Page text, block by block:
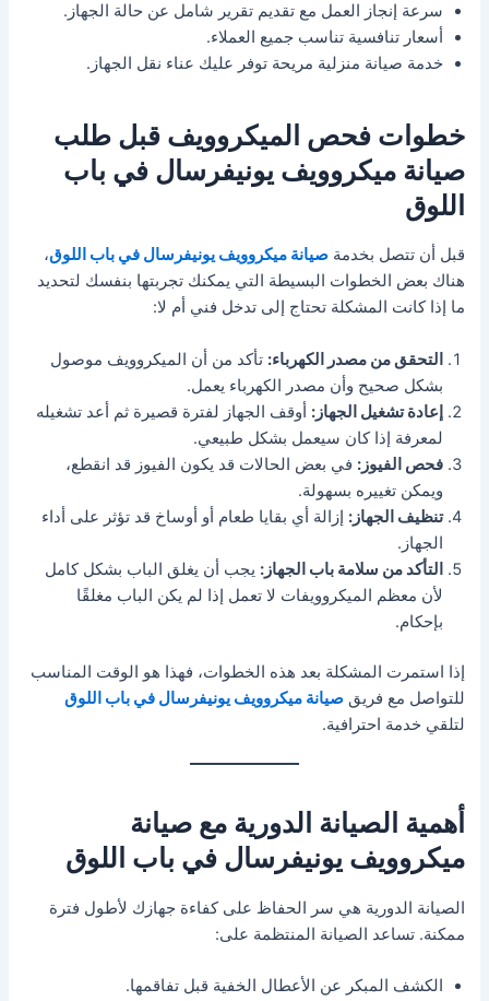
سرعة إنجاز العمل مع تقديم تقرير شامل عن حالة الجهاز.
أسعار تنافسية تناسب جميع العملاء.
خدمة صيانة منزلية مريحة توفر عليك عناء نقل الجهاز.
خطوات فحص الميكروويف قبل طلب
صيانة ميكروويف يونيفرسال في باب
اللوق
قبل أن تتصل بخدمةصيانة ميكروويف يونيفرسال في باب اللوق،
هناك بعض الخطوات البسيطة التي يمكنك تجربتها بنفسك لتحديد
ما إذا كانت المشكلة تحتاج إلى تدخل فني أم لا:
التحقق من مصدر الكهرباء: تأكد من أن الميكروويف موصول
بشكل صحيح وأن مصدر الكهرباء يعمل.
إعادة تشغيل الجهاز: أوقف الجهاز لفترة قصيرة ثم أعد تشغيله
لمعرفة إذا كان سيعمل بشكل طبيعي.
فحص الفيوز: في بعض الحالات قد يكون الفيوز قد انقطع،
ويمكن تغييره بسهولة.
تنظيف الجهاز: إزالة أي بقايا طعام أو أوساخ قد تؤثر على أداء
الجهاز.
التأكد من سلامة باب الجهاز: يجب أن يغلق الباب بشكل كامل
لأن معظم الميكروويفات لا تعمل إذا لم يكن الباب مغلقًا
بإحكام.
إذا استمرت المشكلة بعد هذه الخطوات، فهذا هو الوقت المناسب
للتواصل مع فريقصيانة ميكروويف يونيفرسال في باب اللوق
لتلقي خدمة احترافية.
أهمية الصيانة الدورية مع صيانة
ميكروويف يونيفرسال في باب اللوق
الصيانة الدورية هي سر الحفاظ على كفاءة جهازك لأطول فترة
ممكنة. تساعد الصيانة المنتظمة على:
الكشف المبكر عن الأعطال الخفية قبل تفاقمها.